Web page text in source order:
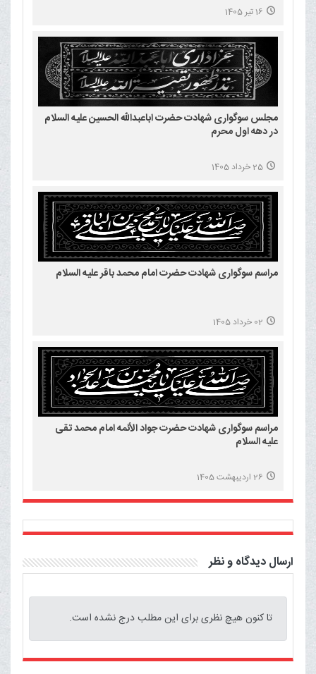
16 تیر 1405
مجلس سوگواری شهادت حضرت اباعبدالله الحسین علیه السلام
در دهه اول محرم
25 خرداد 1405
مراسم سوگواری شهادت حضرت امام محمد باقر علیه السلام
02 خرداد 1405
مراسم سوگواری شهادت حضرت جواد الأئمه امام محمد تقی
علیه السلام
26 اردیبهشت 1405
ارسال دیدگاه و نظر
تا کنون هیچ نظری برای این مطلب درج نشده است.